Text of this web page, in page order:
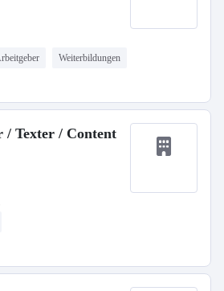
Weiterbildungen
/ Texter / Content